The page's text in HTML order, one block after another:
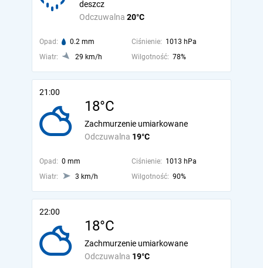
Odczuwalna 20°C
deszcz
Opad: 0.2 mm Ciśnienie: 1013 hPa
Wiatr:
29 km/h Wilgotność: 78%
21:00
18°C
Odczuwalna 19°C
Zachmurzenie umiarkowane
Opad: 0 mm Ciśnienie: 1013 hPa
Wiatr:
3 km/h Wilgotność: 90%
22:00
18°C
Odczuwalna 19°C
Zachmurzenie umiarkowane